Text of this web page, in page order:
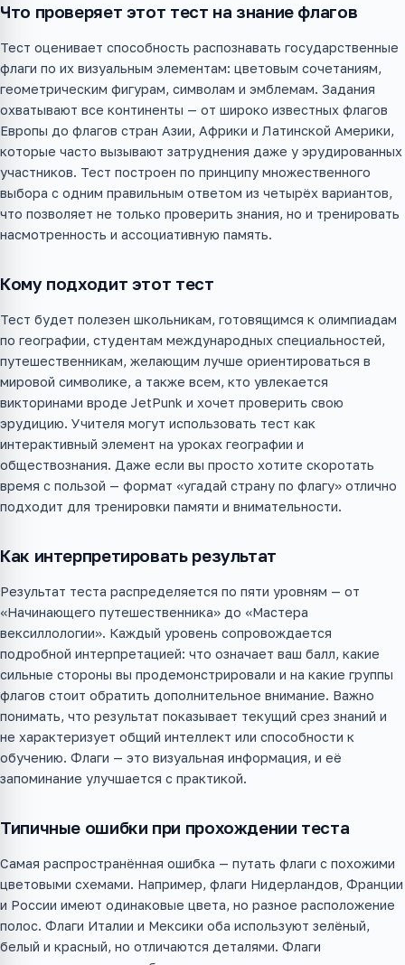
Что проверяет этот тест на знание флагов
Тест оценивает способность распознавать государственные
флаги по их визуальным элементам: цветовым сочетаниям,
геометрическим фигурам, символам и эмблемам. Задания
охватывают все континенты — от широко известных флагов
Европы до флагов стран Азии, Африки и Латинской Америки,
которые часто вызывают затруднения даже у эрудированных
участников. Тест построен по принципу множественного
выбора с одним правильным ответом из четырёх вариантов,
что позволяет не только проверить знания, но и тренировать
насмотренность и ассоциативную память.
Кому подходит этот тест
Тест будет полезен школьникам, готовящимся к олимпиадам
по географии, студентам международных специальностей,
путешественникам, желающим лучше ориентироваться в
мировой символике, а также всем, кто увлекается
викторинами вроде JetPunk и хочет проверить свою
эрудицию. Учителя могут использовать тест как
интерактивный элемент на уроках географии и
обществознания. Даже если вы просто хотите скоротать
время с пользой — формат «угадай страну по флагу» отлично
подходит для тренировки памяти и внимательности.
Как интерпретировать результат
Результат теста распределяется по пяти уровням — от
«Начинающего путешественника» до «Мастера
вексиллологии». Каждый уровень сопровождается
подробной интерпретацией: что означает ваш балл, какие
сильные стороны вы продемонстрировали и на какие группы
флагов стоит обратить дополнительное внимание. Важно
понимать, что результат показывает текущий срез знаний и
не характеризует общий интеллект или способности к
обучению. Флаги — это визуальная информация, и её
запоминание улучшается с практикой.
Типичные ошибки при прохождении теста
Самая распространённая ошибка — путать флаги с похожими
цветовыми схемами. Например, флаги Нидерландов, Франции
и России имеют одинаковые цвета, но разное расположение
полос. Флаги Италии и Мексики оба используют зелёный,
белый и красный, но отличаются деталями. Флаги